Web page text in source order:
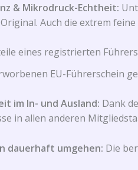
& Mikrodruck-Echtheit:
Auch die extrem
eines registrierten
EU-Führerschein
im In- und Ausland: Dank
in allen anderen
dauerhaft umgehen: Die